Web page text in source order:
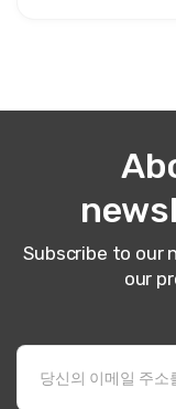
Subscribe to our
our